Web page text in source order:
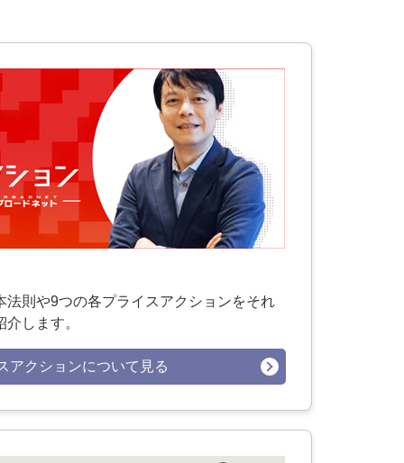
法則や9つの各プライスアクションをそれ
します。
アクションについて見る